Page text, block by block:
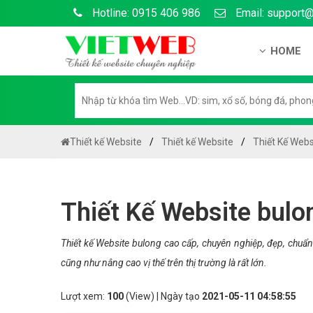
Hotline: 0915 406 986 Email:
HOME
Hướng
Chính
Liên hệ
Thiết kế Website Thiết kế Website Thiết Kế
Thiết Kế Website
Thiết kế Website bulong cao cấp, chuyên nghiệp, đẹp,
cũng như nâng cao vị thế trên thị trường là rất lớn.
Lượt xem: 100(View) | Ngày tạo 2021-05-11 04:58:55